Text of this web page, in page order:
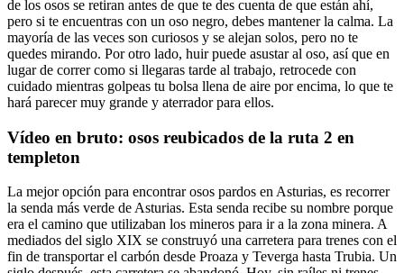
de los osos se retiran antes de que te des cuenta de que están ahí,
pero si te encuentras con un oso negro, debes mantener la calma. La
mayoría de las veces son curiosos y se alejan solos, pero no te
quedes mirando. Por otro lado, huir puede asustar al oso, así que en
lugar de correr como si llegaras tarde al trabajo, retrocede con
cuidado mientras golpeas tu bolsa llena de aire por encima, lo que te
hará parecer muy grande y aterrador para ellos.
Vídeo en bruto: osos reubicados de la ruta 2 en
templeton
La mejor opción para encontrar osos pardos en Asturias, es recorrer
la senda más verde de Asturias. Esta senda recibe su nombre porque
era el camino que utilizaban los mineros para ir a la zona minera. A
mediados del siglo XIX se construyó una carretera para trenes con el
fin de transportar el carbón desde Proaza y Teverga hasta Trubia. Un